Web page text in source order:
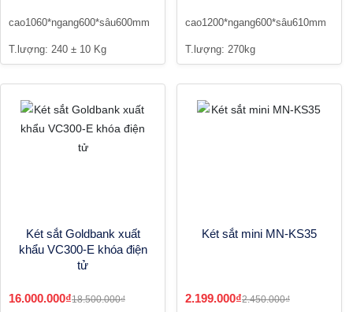
cao1060*ngang600*sâu600mm
T.lượng: 240 ± 10 Kg
cao1200*ngang600*sâu610mm
T.lượng: 270kg
Két sắt Goldbank xuất
khẩu VC300-E khóa điện
tử
16.000.000₫18.500.000₫
Két sắt mini MN-KS35
2.199.000₫2.450.000₫